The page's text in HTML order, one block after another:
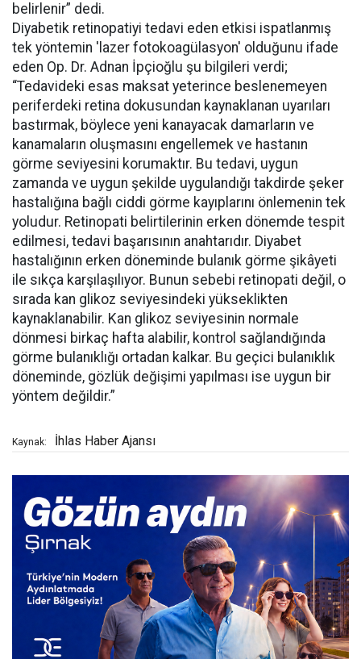
belirlenir” dedi.
Diyabetik retinopatiyi tedavi eden etkisi ispatlanmış
tek yöntemin 'lazer fotokoagülasyon' olduğunu ifade
eden Op. Dr. Adnan İpçioğlu şu bilgileri verdi;
“Tedavideki esas maksat yeterince beslenemeyen
periferdeki retina dokusundan kaynaklanan uyarıları
bastırmak, böylece yeni kanayacak damarların ve
kanamaların oluşmasını engellemek ve hastanın
görme seviyesini korumaktır. Bu tedavi, uygun
zamanda ve uygun şekilde uygulandığı takdirde şeker
hastalığına bağlı ciddi görme kayıplarını önlemenin tek
yoludur. Retinopati belirtilerinin erken dönemde tespit
edilmesi, tedavi başarısının anahtarıdır. Diyabet
hastalığının erken döneminde bulanık görme şikâyeti
ile sıkça karşılaşılıyor. Bunun sebebi retinopati değil, o
sırada kan glikoz seviyesindeki yükseklikten
kaynaklanabilir. Kan glikoz seviyesinin normale
dönmesi birkaç hafta alabilir, kontrol sağlandığında
görme bulanıklığı ortadan kalkar. Bu geçici bulanıklık
döneminde, gözlük değişimi yapılması ise uygun bir
yöntem değildir.”
Kaynak: İhlas Haber Ajansı